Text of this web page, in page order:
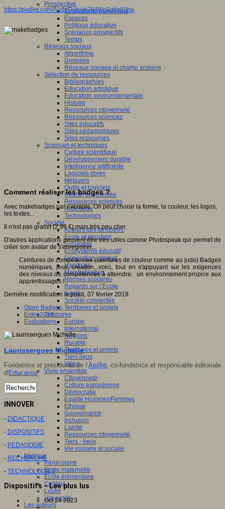
Prospective
Ecosystème numérique
Espaces
Politique éducative
Scénarios prospectifs
Temps
Réseaux sociaux
Algorithme
Données
Réseaux sociaux et champ scolaire
Sélection de ressources
Bibliographies
Education artistique
Education environnementale
Histoire
Ressources citoyenneté
Ressources sciences
Sites éducatifs
Sites pédagogiques
Sites ressources
Sciences et techniques
Culture scientifique
Développement durable
Intelligence artificielle
Logiciels libres
Métavers
Outils et logiciels
Réalité augmentée
Ressources sciences
Robotique
Technologies
Société
Acteurs des territoires
Ecole et structure
Economie
Ecosystème éducatif
Génération internet
Handicap
Mondialisation
Normes scolaires
Regards sur l’Ecole
Santé
Société connectée
Territoires et projets
Territoires
Europe
International
Régions
Ruralité
Territoires et projets
Tiers lieux
Villes
Vivre ensemble
Citoyenneté
Culture européenne
Démocratie
Egalité Hommes/Femmes
Ethique
Gouvernance
Inclusion
Laïcité
Ressources citoyenneté
Tiers - lieux
Vie scolaire et sociale
Niveaux
Périscolaire
Ecole maternelle
Ecole élémentaire
Collège
Lycée
Université
Les auteurs
https://padlet.com/AudeDubois78/99o5gilg50ha
Comment réaliser les badges ?
Avec makebadges par exemple. On peut choisir la forme, la couleur, les logos,
les textes...
Il n'est pas gratuit (2,99 €) mais très peu cher.
D'autres applications peuvent être très utiles comme Photospeak qui permet de
créer son avatar de s'enregistrer...
Ceintures de compétences (ceintures de couleur comme au judo) Badges
numériques, jeux, création...voici, tout en s'appuyant sur les exigences
des niveaux de compétences à atteindre, un environnement propice aux
apprentissages !
Dernière modification le jeudi, 07 février 2019
Open Badges,
Eidos2019,
Evaluations,
Laurissergues Michelle
Fondatrice et présidente de l’An@é, co-fondatrice et responsable éditoriale
d'Educavox.
INNOVER
- DIDACTIQUE
- DISPOSITIFS
- PEDAGOGIE
- RECHERCHE
- TECHNOLOGIES
Dispositifs - Les plus lus
Oct 24 2023